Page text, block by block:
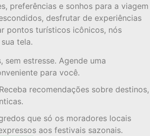
preferências e sonhos para a viagem
desfrutar de experiências
pontos turísticos icônicos, nós
tela.
sem estresse. Agende uma
para você.
Receba recomendações sobre destinos,
que só os moradores locais
aos festivais sazonais.